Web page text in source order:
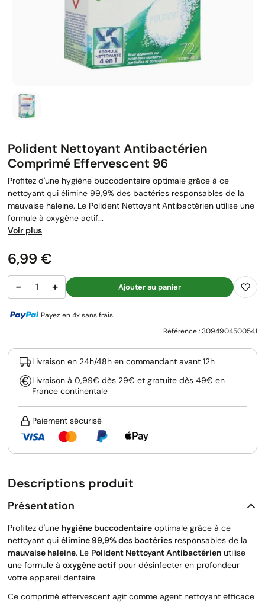
Polident Nettoyant Antibactérien
Comprimé Effervescent 96
Profitez d'une hygiène buccodentaire optimale grâce à ce
nettoyant qui élimine 99,9% des bactéries responsables de la
mauvaise haleine. Le Polident Nettoyant Antibactérien utilise une
formule à oxygène actif...
Voir plus
Prix
6,99 €
− + Ajouter au panier
Payez en 4x sans frais.
Référence :3094904500541
Livraison en 24h/48h en commandant avant 12h
Livraison à 0,99€ dès 29€ et gratuite dès 49€ en
France continentale
Paiement sécurisé
Descriptions produit
Présentation
Profitez d'une hygiène buccodentaire optimale grâce à ce
nettoyant qui élimine 99,9% des bactéries responsables de la
mauvaise haleine. Le Polident Nettoyant Antibactérien utilise
une formule à oxygène actif pour désinfecter en profondeur
votre appareil dentaire.
Ce comprimé effervescent agit comme agent nettoyant efficace